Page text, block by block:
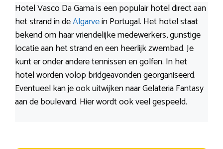
Hotel Vasco Da Gama is een populair hotel direct aan
het strand in deAlgarvein Portugal. Het hotel staat
bekend om haar vriendelijke medewerkers, gunstige
locatie aan het strand en een heerlijk zwembad. Je
kunt er onder andere tennissen en golfen. In het
hotel worden volop bridgeavonden georganiseerd.
Eventueel kan je ook uitwijken naar Gelateria Fantasy
aan de boulevard. Hier wordt ook veel gespeeld.